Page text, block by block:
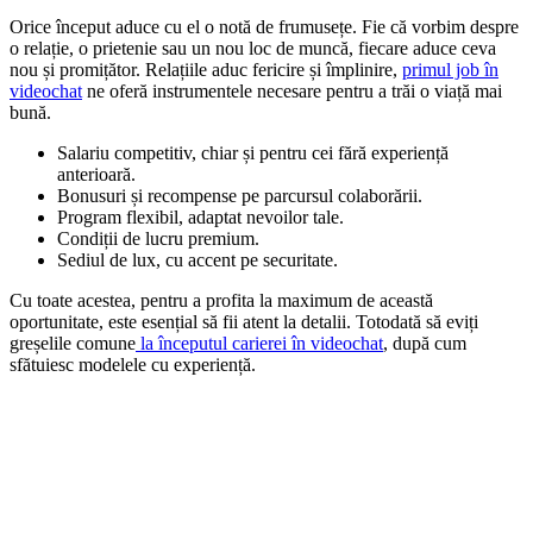
Orice început aduce cu el o notă de frumusețe. Fie că vorbim despre
o relație, o prietenie sau un nou loc de muncă, fiecare aduce ceva
nou și promițător. Relațiile aduc fericire și împlinire, primul job în
videochat ne oferă instrumentele necesare pentru a trăi o viață mai
bună.
Salariu competitiv, chiar și pentru cei fără experiență
anterioară.
Bonusuri și recompense pe parcursul colaborării.
Program flexibil, adaptat nevoilor tale.
Condiții de lucru premium.
Sediul de lux, cu accent pe securitate.
Cu toate acestea, pentru a profita la maximum de această
oportunitate, este esențial să fii atent la detalii. Totodată să eviți
greșelile comune la începutul carierei în videochat, după cum
sfătuiesc modelele cu experiență.